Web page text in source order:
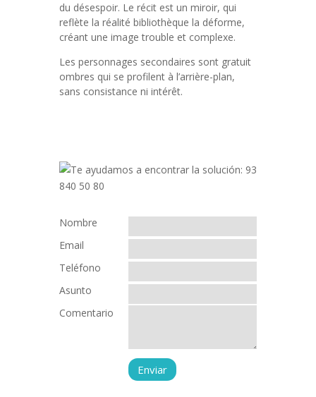
du désespoir. Le récit est un miroir, qui
reflète la réalité bibliothèque la déforme,
créant une image trouble et complexe.
Les personnages secondaires sont gratuit
ombres qui se profilent à l’arrière-plan,
sans consistance ni intérêt.
Nombre
Email
Teléfono
Asunto
Comentario